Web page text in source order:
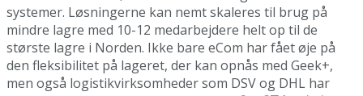
systemer. Løsningerne kan nemt skaleres til brug på
mindre lagre med 10-12 medarbejdere helt op til de
største lagre i Norden. Ikke bare eCom har fået øje på
den fleksibilitet på lageret, der kan opnås med Geek+,
men også logistikvirksomheder som DSV og DHL har